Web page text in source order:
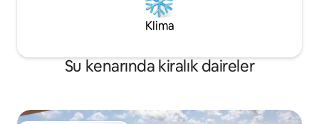
Klima
Su kenarında kiralık daireler